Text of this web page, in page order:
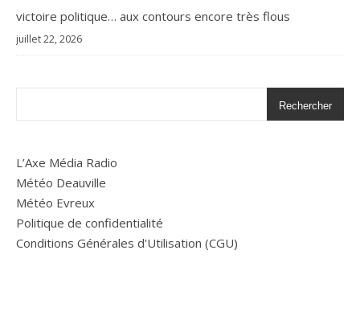
victoire politique… aux contours encore très flous
juillet 22, 2026
Rechercher
L’Axe Média Radio
Météo Deauville
Météo Evreux
Politique de confidentialité
Conditions Générales d'Utilisation (CGU)